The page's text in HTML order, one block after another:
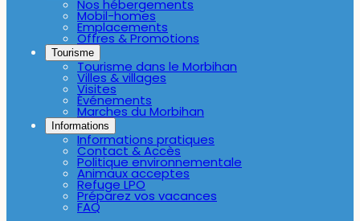
Nos hébergements
Mobil-homes
Emplacements
Offres & Promotions
Tourisme
Tourisme dans le Morbihan
Villes & villages
Visites
Événements
Marches du Morbihan
Informations
Informations pratiques
Contact & Accès
Politique environnementale
Animaux acceptes
Refuge LPO
Préparez vos vacances
FAQ